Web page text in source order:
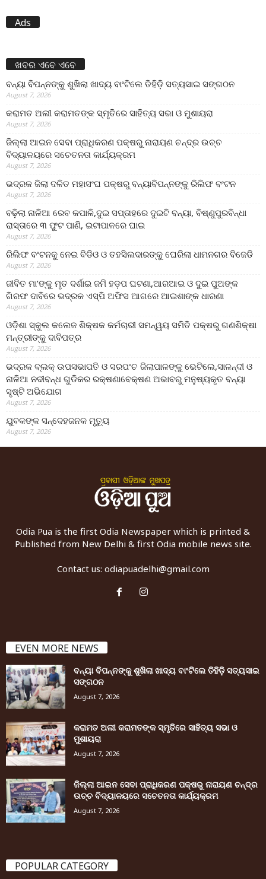
Ads
ଖବର ଏବେ ଏବେ
ବନ୍ୟା ବିପନ୍ନଙ୍କୁ ଶୁଖିଲା ଖାଦ୍ୟ ବାଂଟିଲେ ତିହିଡି଼ ସତ୍ୟସାଇ ସଙ୍ଗଠନ
August 7, 2026
କରାମତ ଅଲୀ କରାମତଙ୍କ ସ୍ମୃତିରେ ସାହିତ୍ୟ ସଭା ଓ ମୁଶାୟରା
August 7, 2026
ଜିଲ୍ଲା ଆଇନ ସେବା ପ୍ରାଧିକରଣ ପକ୍ଷରୁ ନାରାୟଣ ଚନ୍ଦ୍ର ଉଚ୍ଚ
ବିଦ୍ୟାଳୟରେ ସଚେତନତା କାର୍ଯ୍ୟକ୍ରମ
August 7, 2026
ଭଦ୍ରକ ଜିଲା ଦଳିତ ମହାସଂଘ ପକ୍ଷରୁ ବନ୍ୟାବିପନ୍ନଙ୍କୁ ରିଲିଫ ବଂଟନ
August 7, 2026
ବଢ଼ିଲା ନାଳିଆ ରେବ କପାଳି,ଦୁଇ ସପ୍ତାହରେ ଦୁଇଟି ବନ୍ୟା, ବିଷ୍ଣୁପୁରବିନ୍ଧା
ରାସ୍ତାରେ ୩ ଫୁଟ ପାଣି, ଇଟାପାଳରେ ଘାଇ
August 7, 2026
ରିଲିଫ ବଂଟନକୁ ନେଇ ବିଡିଓ ଓ ତହସିଲଦାରଙ୍କୁ ଘେରିଲା ଧାମନଗର ବିଜେଡି
August 7, 2026
ଜୀବିତ ମା’ଙ୍କୁ ମୃତ ଦର୍ଶାଇ ଜମି ହଡ଼ପ ଘଟଣା,ଆରଆଇ ଓ ଦୁଇ ପୁଅଙ୍କ
ଗିରଫ ଦାବିରେ ଭଦ୍ରକ ଏସ୍‌ପି ଅଫିସ ଆଗରେ ଆଇଶାଙ୍କ ଧାରଣା
August 7, 2026
ଓଡ଼ିଶା ସ୍କୁଲ କଲେଜ ଶିକ୍ଷକ କର୍ମଚାରୀ ସମନ୍ୱୟ ସମିତି ପକ୍ଷରୁ ଗଣଶିକ୍ଷା
ମନ୍ତ୍ରୀଙ୍କୁ ଦାବିପତ୍ର
August 7, 2026
ଭଦ୍ରକ ବ୍ଲକ୍ ଉପସଭାପତି ଓ ସରପଂଚ ଜିଲାପାଳଙ୍କୁ ଭେଟିଲେ,ସାଳନ୍ଦୀ ଓ
ନାଳିଆ ନଦୀବନ୍ଧ ଗୁଡିକର ରକ୍ଷଣାବେକ୍ଷଣ ଅଭାବରୁ ମନୁଷ୍ୟକୃତ ବନ୍ୟା
ସୃଷ୍ଟି ଅଭିଯୋଗ
August 7, 2026
ଯୁବକଙ୍କ ସନ୍ଦେହଜନକ ମୃତ୍ୟୁ
August 7, 2026
Odia Pua is the first Odia Newspaper which is printed &
Published from New Delhi & first Odia mobile news site.
Contact us: odiapuadelhi@gmail.com
EVEN MORE NEWS
ବନ୍ୟା ବିପନ୍ନଙ୍କୁ ଶୁଖିଲା ଖାଦ୍ୟ ବାଂଟିଲେ ତିହିଡି଼ ସତ୍ୟସାଇ
ସଙ୍ଗଠନ
August 7, 2026
କରାମତ ଅଲୀ କରାମତଙ୍କ ସ୍ମୃତିରେ ସାହିତ୍ୟ ସଭା ଓ
ମୁଶାୟରା
August 7, 2026
ଜିଲ୍ଲା ଆଇନ ସେବା ପ୍ରାଧିକରଣ ପକ୍ଷରୁ ନାରାୟଣ ଚନ୍ଦ୍ର
ଉଚ୍ଚ ବିଦ୍ୟାଳୟରେ ସଚେତନତା କାର୍ଯ୍ୟକ୍ରମ
August 7, 2026
POPULAR CATEGORY